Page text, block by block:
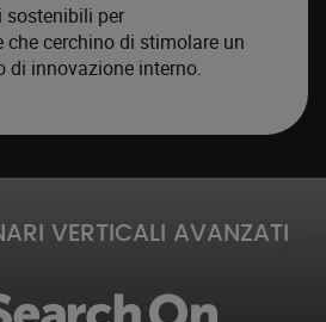
per
che cerchino di stimolare un
di innovazione interno.
VERTICALI AVANZATI